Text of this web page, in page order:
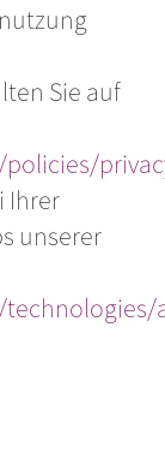
Sie auf
Ihrer
unserer